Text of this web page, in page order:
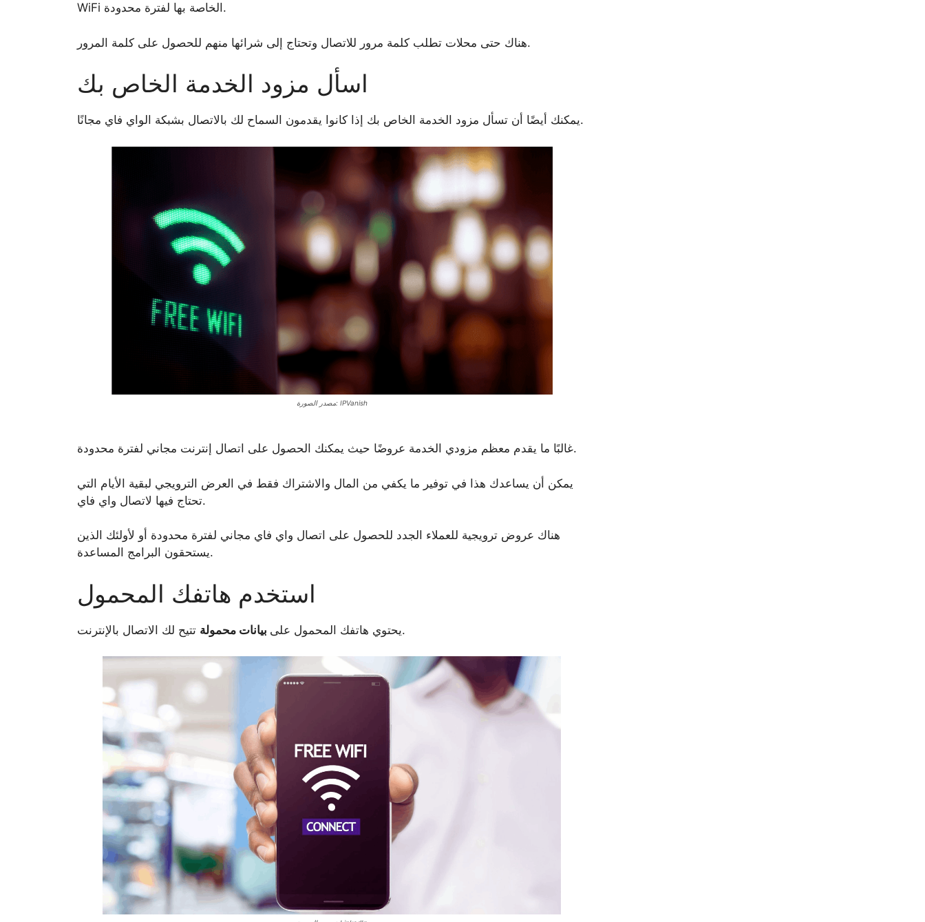
WiFi الخاصة بها لفترة محدودة.
هناك حتى محلات تطلب كلمة مرور للاتصال وتحتاج إلى شرائها منهم للحصول على كلمة المرور.
اسأل مزود الخدمة الخاص بك
يمكنك أيضًا أن تسأل مزود الخدمة الخاص بك إذا كانوا يقدمون السماح لك بالاتصال بشبكة الواي فاي مجانًا.
مصدر الصورة: IPVanish
غالبًا ما يقدم معظم مزودي الخدمة عروضًا حيث يمكنك الحصول على اتصال إنترنت مجاني لفترة محدودة.
يمكن أن يساعدك هذا في توفير ما يكفي من المال والاشتراك فقط في العرض الترويجي لبقية الأيام التي
تحتاج فيها لاتصال واي فاي.
هناك عروض ترويجية للعملاء الجدد للحصول على اتصال واي فاي مجاني لفترة محدودة أو لأولئك الذين
يستحقون البرامج المساعدة.
استخدم هاتفك المحمول
يحتوي هاتفك المحمول على بيانات محمولة تتيح لك الاتصال بالإنترنت.